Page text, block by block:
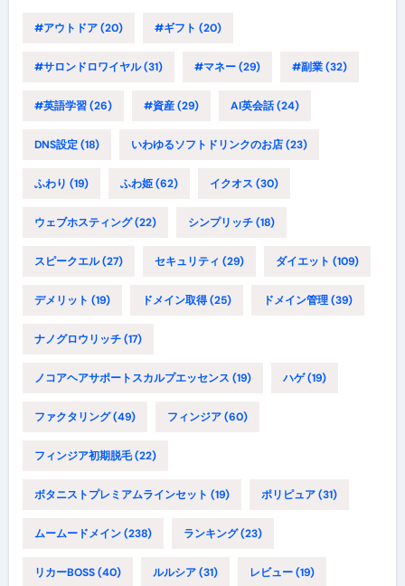
#アウトドア(20) #ギフト (20)
#サロンドロワイヤル(31) #マネー(29) #副業(32)
#英語学習(26) #資産(29) AI英会話(24)
DNS設定(18) いわゆるソフトドリンクのお店(23)
ふわり (19) ふわ姫(62) イクオス (30)
ウェブホスティング(22) シンプリッチ(18)
スピークエル(27) セキュリティ (29) ダイエット (109)
デメリット (19) ドメイン取得(25) ドメイン管理(39)
ナノグロウリッチ(17)
ノコアヘアサポートスカルプエッセンス (19) ハゲ(19)
ファクタリング(49) フィンジア(60)
フィンジア初期脱毛(22)
ボタニストプレミアムラインセット (19) ポリピュア(31)
ムームードメイン(238) ランキング(23)
リカーBOSS(40) ルルシア(31) レビュー(19)